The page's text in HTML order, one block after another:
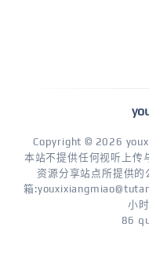
Copyright © 2026
本站不提供任何视听上传
资源分享站点所提供
箱
小
86